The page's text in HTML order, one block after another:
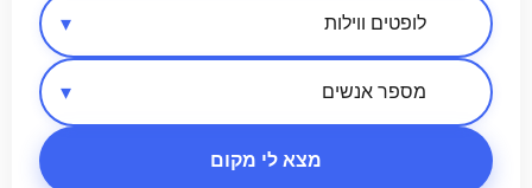
אזור בארץ
סיווג מקום
מספר אנשים
מצא לי מקום